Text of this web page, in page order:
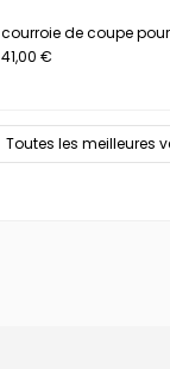
courroie de coupe pour
41,00 €
Toutes les meilleures